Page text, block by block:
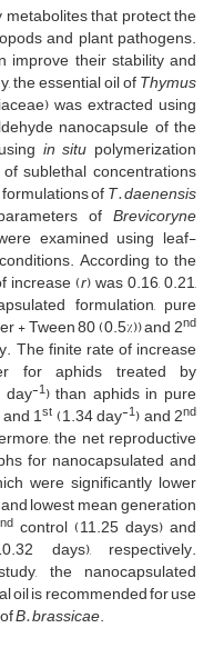
that protect the
and plant pathogens.
improve their stability and
the essential oil ofThymus
was extracted using
nanocapsule of the
in situ polymerization
sublethal concentrations
ofT. daenensis
of Brevicoryne
examined using leaf-
According to the
increase (r) was 0.16, 0.21,
formulation, pure
+ Tween 80 (0.5%)) and 2nd
The finite rate of increase
for aphids treated by
day-1) than aphids in pure
and 1st (1.34 day-1) and 2nd
the net reproductive
for nanocapsulated and
were significantly lower
lowest mean generation
nd control (11.25 days) and
days), respectively.
the nanocapsulated
oil is recommended for use
B. brassicae.